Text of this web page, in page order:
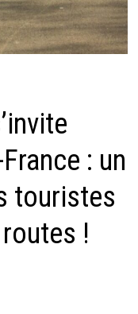
: un
touristes
!